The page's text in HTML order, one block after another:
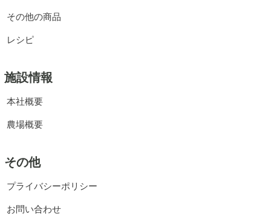
その他の商品
レシピ
施設情報
本社概要
農場概要
その他
プライバシーポリシー
お問い合わせ